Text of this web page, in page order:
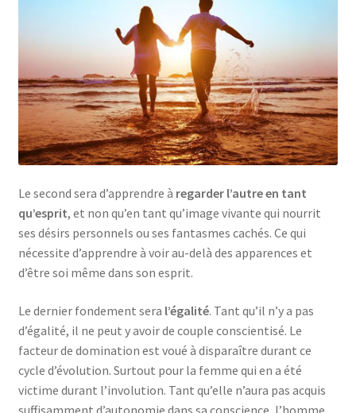
Le second sera d’apprendre à regarder l’autre en tant
qu’esprit, et non qu’en tant qu’image vivante qui nourrit
ses désirs personnels ou ses fantasmes cachés. Ce qui
nécessite d’apprendre à voir au-delà des apparences et
d’être soi même dans son esprit.
Le dernier fondement sera l’égalité. Tant qu’il n’y a pas
d’égalité, il ne peut y avoir de couple conscientisé. Le
facteur de domination est voué à disparaître durant ce
cycle d’évolution. Surtout pour la femme qui en a été
victime durant l’involution. Tant qu’elle n’aura pas acquis